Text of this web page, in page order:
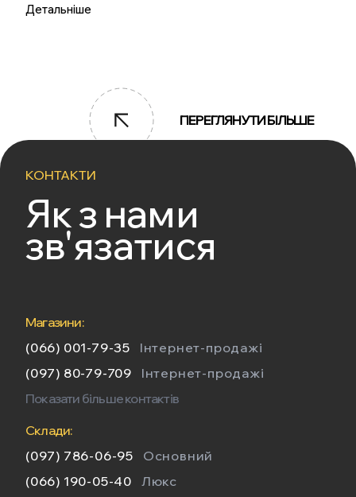
Детальніше
ПЕРЕГЛЯНУТИ БІЛЬШЕ
КОНТАКТИ
Як з нами
зв'язатися
Магазини:
(066) 001-79-35
Інтернет-продажі
(097) 80-79-709
Інтернет-продажі
Показати більше контактів
Склади:
(097) 786-06-95
Основний
(066) 190-05-40
Люкс